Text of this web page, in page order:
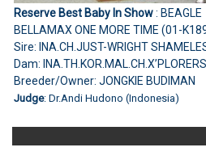
Reserve Best Baby In Show: BEAGLE
BELLAMAX ONE MORE TIME (01-
Sire: INA.CH.JUST-WRIGHT
Dam:
Breeder/Owner: JONGKIE BUDIMAN
Judge: Dr.Andi Hudono (Indonesia)